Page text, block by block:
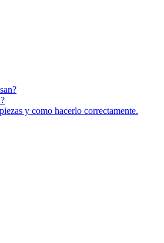
y como hacerlo correctamente.